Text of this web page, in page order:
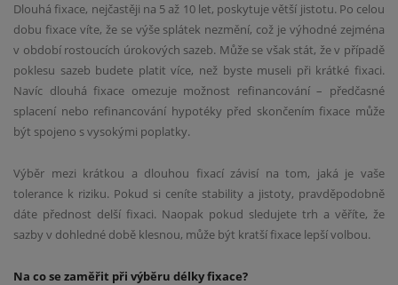
Dlouhá fixace, nejčastěji na 5 až 10 let, poskytuje větší jistotu. Po celou
dobu fixace víte, že se výše splátek nezmění, což je výhodné zejména
v období rostoucích úrokových sazeb. Může se však stát, že v případě
poklesu sazeb budete platit více, než byste museli při krátké fixaci.
Navíc dlouhá fixace omezuje možnost refinancování – předčasné
splacení nebo refinancování hypotéky před skončením fixace může
být spojeno s vysokými poplatky.
Výběr mezi krátkou a dlouhou fixací závisí na tom, jaká je vaše
tolerance k riziku. Pokud si ceníte stability a jistoty, pravděpodobně
dáte přednost delší fixaci. Naopak pokud sledujete trh a věříte, že
sazby v dohledné době klesnou, může být kratší fixace lepší volbou.
Na co se zaměřit při výběru délky fixace?